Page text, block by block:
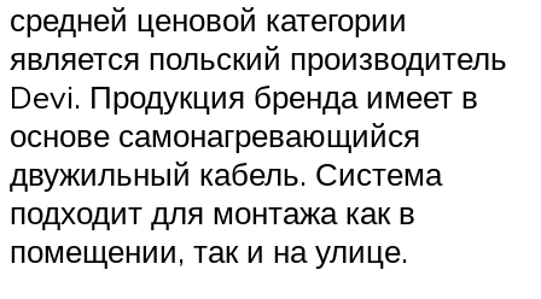
средней ценовой категории
является польский производитель
Devi. Продукция бренда имеет в
основе самонагревающийся
двужильный кабель. Система
подходит для монтажа как в
помещении, так и на улице.